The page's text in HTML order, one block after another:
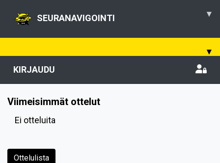
SEURANAVIGOINTI ▾
▾
KIRJAUDU
Viimeisimmät ottelut
Ei otteluita
Ottelulista